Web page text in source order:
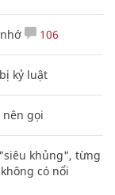
106
kỷ luật
nên gọi
khủng", từng
có nổi